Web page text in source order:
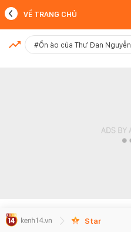
MỚI NHẤT
VỀ TRANG CHỦ
#Ồn ào của Thư Đan Nguyễn
Star